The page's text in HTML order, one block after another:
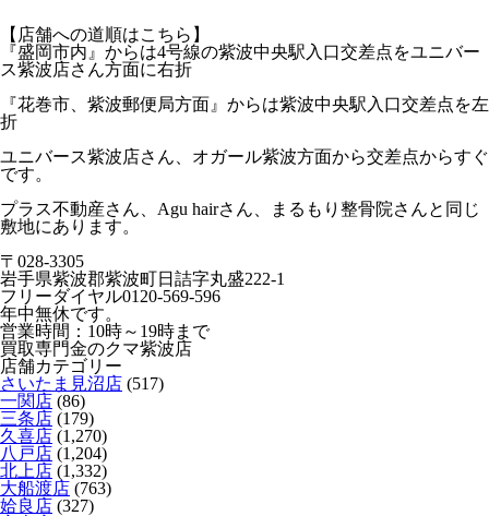
【店舗への道順はこちら】
『盛岡市内』からは4号線の紫波中央駅入口交差点をユニバー
ス紫波店さん方面に右折
『花巻市、紫波郵便局方面』からは紫波中央駅入口交差点を左
折
ユニバース紫波店さん、オガール紫波方面から交差点からすぐ
です。
プラス不動産さん、Agu hairさん、まるもり整骨院さんと同じ
敷地にあります。
〒028-3305
岩手県紫波郡紫波町日詰字丸盛222-1
フリーダイヤル0120-569-596
年中無休です。
営業時間：10時～19時まで
買取専門金のクマ紫波店
店舗カテゴリー
さいたま見沼店 (517)
一関店 (86)
三条店 (179)
久喜店 (1,270)
八戸店 (1,204)
北上店 (1,332)
大船渡店 (763)
姶良店 (327)